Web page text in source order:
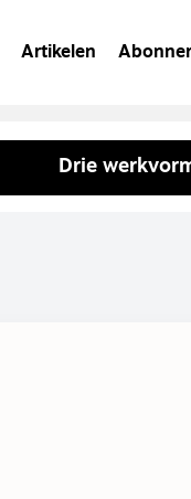
Artikelen
Drie